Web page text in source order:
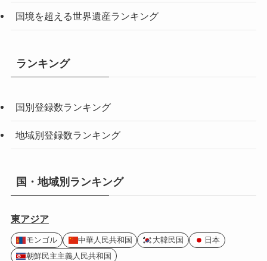
国境を超える世界遺産ランキング
ランキング
国別登録数ランキング
地域別登録数ランキング
国・地域別ランキング
東アジア
モンゴル 中華人民共和国 大韓民国
日本
朝鮮民主主義人民共和国